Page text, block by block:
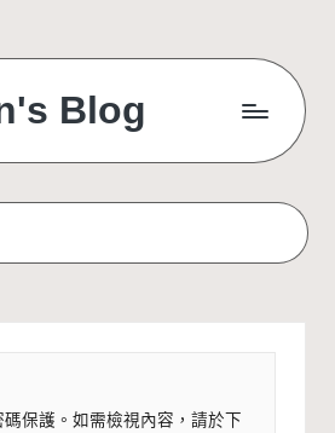
Blog
保護。如需檢視內容，請於下